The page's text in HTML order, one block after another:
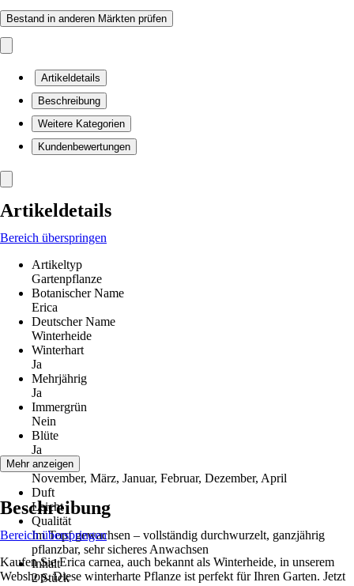
Bestand in anderen Märkten prüfen
Artikeldetails
Beschreibung
Weitere Kategorien
Kundenbewertungen
Artikeldetails
Bereich überspringen
Artikeltyp
Gartenpflanze
Botanischer Name
Erica
Deutscher Name
Winterheide
Winterhart
Ja
Mehrjährig
Ja
Immergrün
Nein
Blüte
Ja
Blütezeit
November, März, Januar, Februar, Dezember, April
Duft
Leicht
Qualität
Im Topf gewachsen – vollständig durchwurzelt, ganzjährig
pflanzbar, sehr sicheres Anwachsen
Inhalt
2 Stück
Mehr anzeigen
Beschreibung
Bereich überspringen
Kaufen Sie Erica carnea, auch bekannt als Winterheide, in unserem
Webshop. Diese winterharte Pflanze ist perfekt für Ihren Garten. Jetzt